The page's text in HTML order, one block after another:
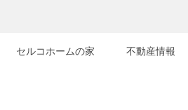
セルコホームの家 不動産情報